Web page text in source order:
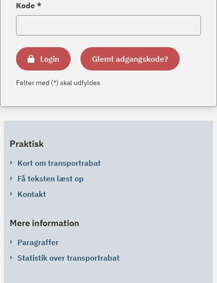
Kode *
Login Glemt adgangskode?
Felter med (*) skal udfyldes
Praktisk
Kort om transportrabat
Få teksten læst op
Kontakt
Mere information
Paragraffer
Statistik over transportrabat